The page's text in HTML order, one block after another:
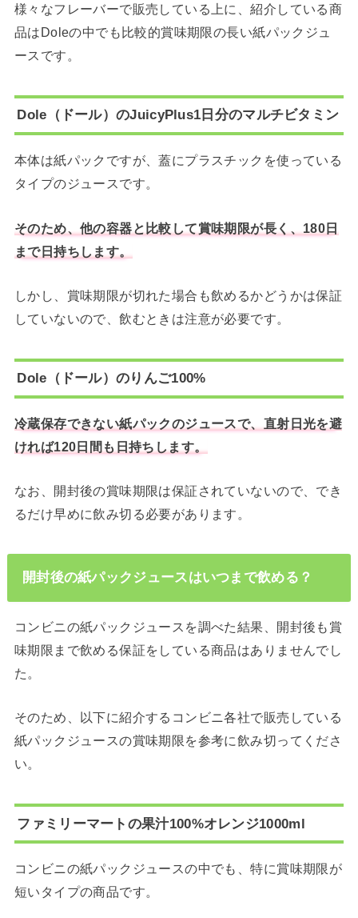
様々なフレーバーで販売している上に、紹介している商
品はDoleの中でも比較的賞味期限の長い紙パックジュ
ースです。
Dole（ドール）のJuicyPlus1日分のマルチビタミン
本体は紙パックですが、蓋にプラスチックを使っている
タイプのジュースです。
そのため、他の容器と比較して賞味期限が長く、180日
まで日持ちします。
しかし、賞味期限が切れた場合も飲めるかどうかは保証
していないので、飲むときは注意が必要です。
Dole（ドール）のりんご100%
冷蔵保存できない紙パックのジュースで、直射日光を避
ければ120日間も日持ちします。
なお、開封後の賞味期限は保証されていないので、でき
るだけ早めに飲み切る必要があります。
開封後の紙パックジュースはいつまで飲める？
コンビニの紙パックジュースを調べた結果、開封後も賞
味期限まで飲める保証をしている商品はありませんでし
た。
そのため、以下に紹介するコンビニ各社で販売している
紙パックジュースの賞味期限を参考に飲み切ってくださ
い。
ファミリーマートの果汁100%オレンジ1000ml
コンビニの紙パックジュースの中でも、特に賞味期限が
短いタイプの商品です。